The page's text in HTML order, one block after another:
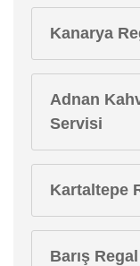
Kanarya
Adnan
Servisi
Kartaltepe
Barış